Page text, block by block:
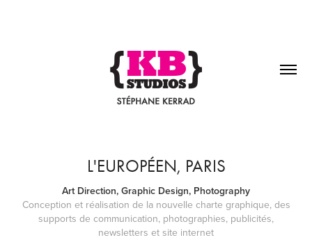
L'EUROPÉEN, PARIS
Art Direction, Graphic Design, Photography
Conception et réalisation de la nouvelle charte graphique, des
supports de communication, photographies, publicités,
newsletters et site internet